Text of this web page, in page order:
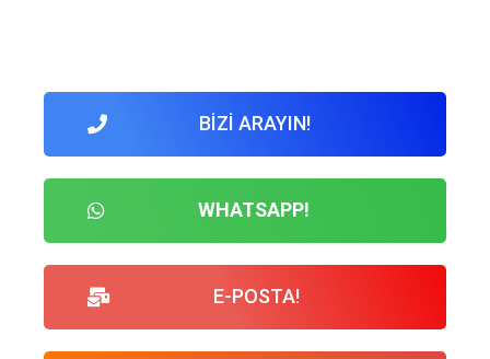
BİZİ ARAYIN!
WHATSAPP!
E-POSTA!